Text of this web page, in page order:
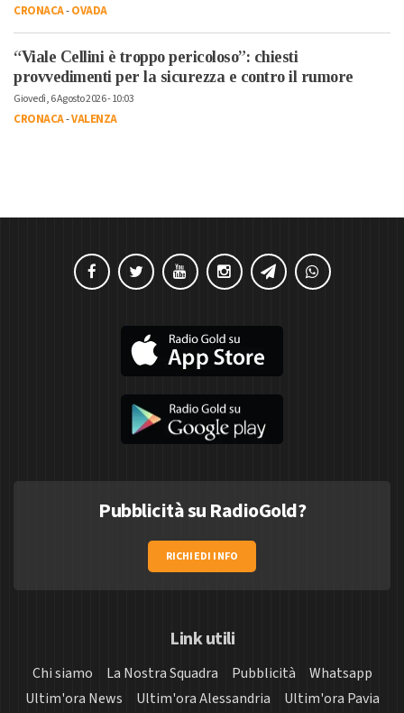
CRONACA-OVADA
“Viale Cellini è troppo pericoloso”: chiesti
provvedimenti per la sicurezza e contro il rumore
Giovedì, 6 Agosto 2026 - 10:03
CRONACA-VALENZA
Pubblicità su RadioGold?
RICHIEDI INFO
Link utili
Chi siamo La Nostra Squadra Pubblicità
Whatsapp
Ultim'ora News
Ultim'ora Alessandria
Ultim'ora Pavia